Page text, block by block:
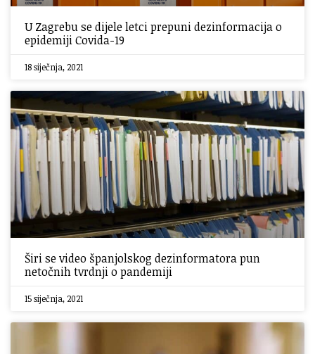
U Zagrebu se dijele letci prepuni dezinformacija o
epidemiji Covida-19
18 siječnja, 2021
Širi se video španjolskog dezinformatora pun
netočnih tvrdnji o pandemiji
15 siječnja, 2021